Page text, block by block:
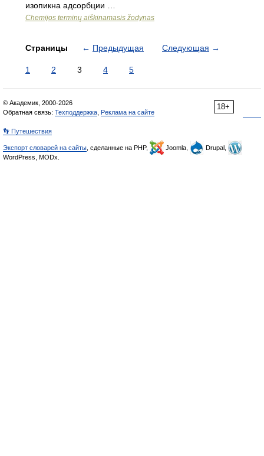
изопикна адсорбции …
Chemijos terminų aiškinamasis žodynas
Страницы ← Предыдущая Следующая →
1 2 3 4 5
18+
© Академик, 2000-2026
Обратная связь: Техподдержка Реклама на сайте
👣 Путешествия
Экспорт словарей на сайты , сделанные на PHP, Joomla,
Drupal,
WordPress, MODx.